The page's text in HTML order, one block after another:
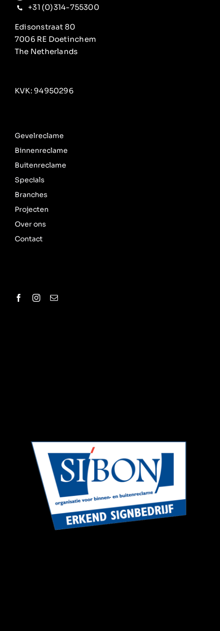
+31 (0)314-755300
Edisonstraat 80
7006 RE Doetinchem
The Netherlands
KVK: 94950296
Gevelreclame
Binnenreclame
Buitenreclame
Specials
Branches
Projecten
Over ons
Contact